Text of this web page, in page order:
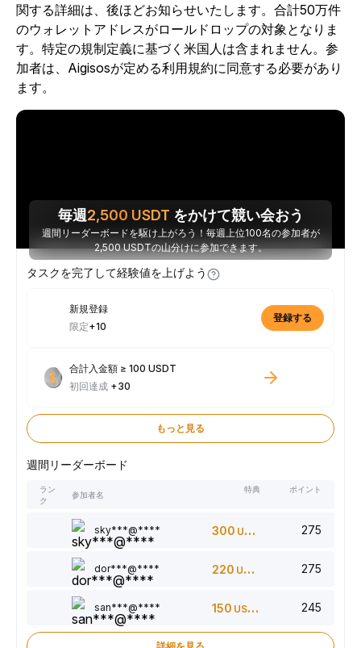
関する詳細は、後ほどお知らせいたします。合計50万件
のウォレットアドレスがロールドロップの対象となりま
す。特定の規制定義に基づく米国人は含まれません。参
加者は、Aigisosが定める利用規約に同意する必要があり
ます。
毎週2,500 USDT をかけて競い会おう
週間リーダーボードを駆け上がろう！毎週上位100名の参加者が
2,500 USDTの山分けに参加できます。
タスクを完了して経験値を上げよう
新規登録
限定+10
登録する
合計入金額 ≥ 100 USDT
初回達成 +30
もっと見る
週間リーダーボード
ラン
ク
参加者名
特典 ポイント
sky***@**** 300 USDT 275
dor***@**** 220 USDT 275
san***@**** 150 USDT 245